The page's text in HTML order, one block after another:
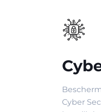
Cyber